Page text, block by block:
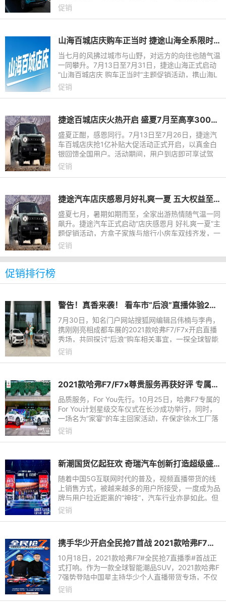
甸的信任与选择。站在这个荣耀节点，2026年8月，
促销
山海百城店庆购车正当时 捷途山海全系限时瓜分1亿补贴
当七月的风拂过城市与山野，对远方的向往也随气温
一同攀升。7月13日至7月31日，捷途山海正式启动
“山海百城店庆 购车正当时”主题促销活动，携山海L
7 PLUS、山海L7超越版、旅行者C-DM及山海T1全
促销
捷途百城店庆火热开启 ​盛夏7月至高享30000元置换补贴
盛夏正酣，感恩同行。7月13日至7月26日，捷途汽
车百城店庆抢1亿补贴大促活动正式开启，以真金白
银回馈全国用户。活动期间，用户到店即可享试驾
礼、置换礼、金融礼、质保礼四大核心权益，叠加各
促销
捷途汽车店庆感恩月好礼爽一夏​ 五大权益至高补贴30000元
盛夏七月，暑期如期而至，全家出游热情随气温一同
飙升。捷途汽车正式启动“店庆感恩月 好礼爽一夏”主
题促销活动，方盒子家族与旅行小房车双线齐发，一
次性为用户奉上五大购车权益：感恩惊喜礼，限时抢
促销
促销排行榜
警告！真香来袭！ 看车市“后浪”直播体验2021款哈弗F7/F7x
7月30日，知名门户网站搜狐网编辑吕伟楠与李冉，
携刚刚亮相成都车展的2021款哈弗F7/F7x开启直播
秀场，共同探讨“后浪”购车相关事宜，一探全球智能
潮品的智能化再进阶之路，打造了一场妙趣横生的汽
促销
2021款哈弗F7/F7x尊贵服务再获好评 专属For You计划实力宠粉
品质服务，For You先行。10月25日，哈弗F7专属的
For You计划星级交车仪式在长沙成功举行，同时，
一场名为“家宴”的车主回家活动，在保定徐水工厂落
下帷幕。同一时间，一南一北两座城市，哈弗F7同
促销
新潮国货亿起狂欢 奇瑞汽车创新打造超级盛典 冲击双十一新高度
随着中国5G互联网时代的普及，视频直播带货的线
上销售方式，被越来越多的用户所接受，一度成为品
牌与用户拉近距离的“神技”，汽车行业亦是如此。但
热度背后，如何进行精准的定位策划，实现有效的用
促销
携手华少开启全民抢7首战 2021款哈弗F7实施For You计划
10月18日，2021款哈弗F7#全民抢7直播季#首战正
式打响。作为一款全球智能潮品SUV，2021款哈弗F
7强势登陆中国星主持华少个人直播带货专场，不仅
在直播间大秀潮智魅力，还开启“521宠粉专场”模式
促销